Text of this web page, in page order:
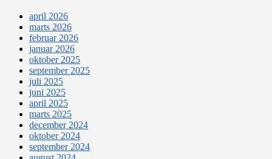
april 2026
marts 2026
februar 2026
januar 2026
oktober 2025
september 2025
juli 2025
juni 2025
april 2025
marts 2025
december 2024
oktober 2024
september 2024